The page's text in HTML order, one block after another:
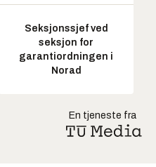
Seksjonssjef ved
seksjon for
garantiordningen i
Norad
En tjeneste fra